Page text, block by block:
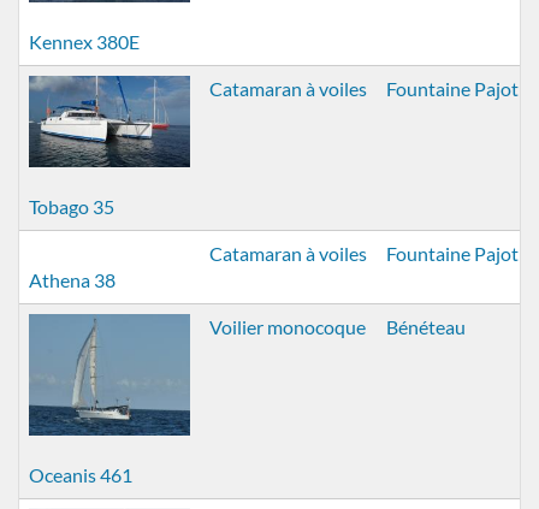
Kennex 380E
Tobago 35
Catamaran à voiles Fountaine Pajot
Athena 38
Catamaran à voiles Fountaine Pajot
Oceanis 461
Voilier monocoque Bénéteau